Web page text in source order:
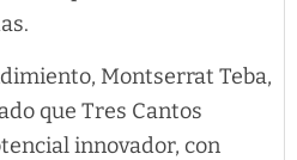
Montserrat Teba,
que Tres Cantos
innovador, con